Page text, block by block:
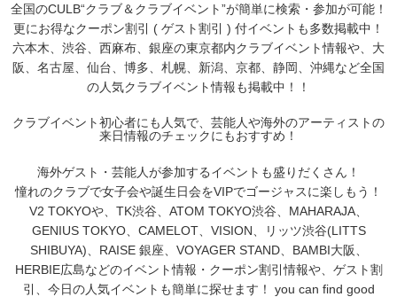
全国のCULB“クラブ＆クラブイベント”が簡単に検索・参加が可能！
更にお得なクーポン割引 ( ゲスト割引 ) 付イベントも多数掲載中！
六本木、渋谷、西麻布、銀座の東京都内クラブイベント情報や、大
阪、名古屋、仙台、博多、札幌、新潟、京都、静岡、沖縄など全国
の人気クラブイベント情報も掲載中！！
クラブイベント初心者にも人気で、芸能人や海外のアーティストの
来日情報のチェックにもおすすめ！
海外ゲスト・芸能人が参加するイベントも盛りだくさん！
憧れのクラブで女子会や誕生日会をVIPでゴージャスに楽しもう！
V2 TOKYOや、TK渋谷、ATOM TOKYO渋谷、MAHARAJA、
GENIUS TOKYO、CAMELOT、VISION、リッツ渋谷(LITTS
SHIBUYA)、RAISE 銀座、VOYAGER STAND、BAMBI大阪、
HERBIE広島などのイベント情報・クーポン割引情報や、ゲスト割
引、今日の人気イベントも簡単に探せます！ you can find good